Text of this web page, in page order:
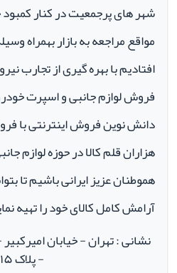
شهر های پرجمعیت در کنار
مواقع مراجعه به بازار بهمراه
افتادیم با بهره گیری از تجارب
دانش نوین فروش اینترنتی با
هزاران قلم کالا در حوزه لوازم
هموطنان عزیز ایرانی باشیم تا
آرامش کامل کالای خود را تهیه
نشانی : تهران - خیابان
- پلاک ۴۱۵